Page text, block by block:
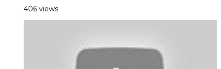
406 views